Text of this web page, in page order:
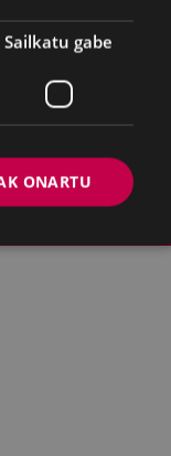
Hitzordu hau
Sailkatu gabe
ONARTU